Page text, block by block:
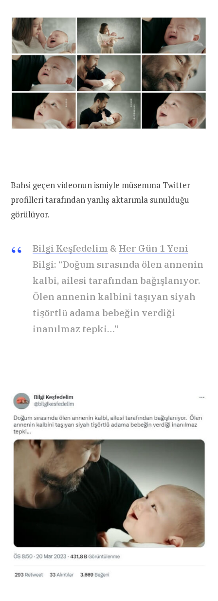
Bahsi geçen videonun ismiyle müsemma Twitter
profilleri tarafından yanlış aktarımla sunulduğu
görülüyor.
Bilgi Keşfedelim & Her Gün 1 Yeni
Bilgi: “Doğum sırasında ölen annenin
kalbi, ailesi tarafından bağışlanıyor.
Ölen annenin kalbini taşıyan siyah
tişörtlü adama bebeğin verdiği
inanılmaz tepki…”